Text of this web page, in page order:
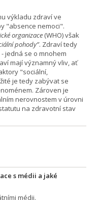
výkladu zdraví ve
"absence nemoci".
organizace (WHO) však
pohody”. Zdraví tedy
jedná se o mnohem
mají významný vliv, ať
"sociální,
je tedy zabývat se
Zároven je
nerovnostem v úrovni
na zdravotní stav
s médii a jaké
médii.